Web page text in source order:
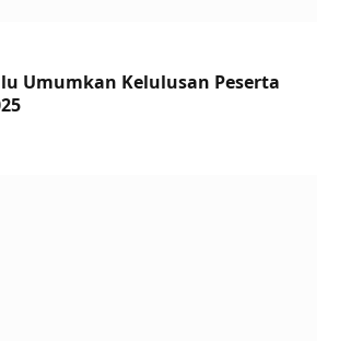
Umumkan Kelulusan Peserta